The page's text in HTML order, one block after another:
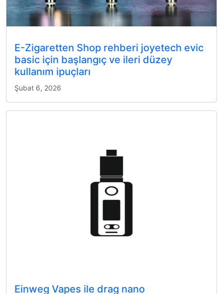
E-Zigaretten Shop rehberi joyetech evic
basic için başlangıç ve ileri düzey
kullanım ipuçları
Şubat 6, 2026
Einweg Vapes ile drag nano